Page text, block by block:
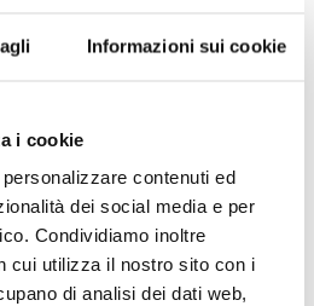
Informazioni sui cookie
i cookie
contenuti ed
dei social media e per
Condividiamo inoltre
cui utilizza il nostro sito con i
di analisi dei dati web,